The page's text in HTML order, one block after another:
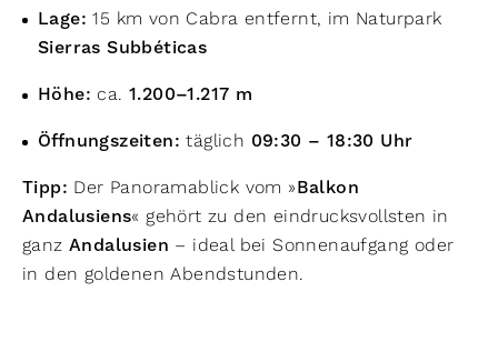
Lage: 15 km von Cabra entfernt, im Naturpark
Sierras Subbéticas
Höhe: ca. 1.200–1.217 m
Öffnungszeiten: täglich 09:30 – 18:30 Uhr
Tipp: Der Panoramablick vom »Balkon
Andalusiens« gehört zu den eindrucksvollsten in
ganz Andalusien – ideal bei Sonnenaufgang oder
in den goldenen Abendstunden.